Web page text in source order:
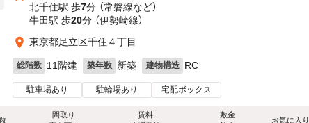
北千住駅 歩7分 （常磐線など）
牛田駅 歩20分 （伊勢崎線）
東京都足立区千住４丁目
総階数 11階建 築年数 新築 建物構造 RC
駐車場あり 駐輪場あり 宅配ボックス
間取り
賃料
敷金
お気に入り